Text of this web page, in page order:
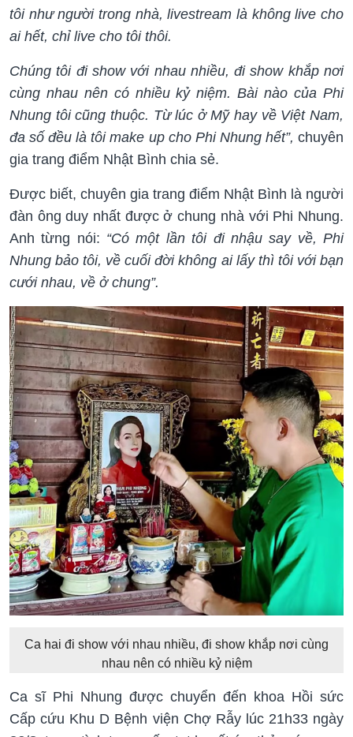
tôi như người trong nhà, livestream là không live cho
ai hết, chỉ live cho tôi thôi.
Chúng tôi đi show với nhau nhiều, đi show khắp nơi
cùng nhau nên có nhiều kỷ niệm. Bài nào của Phi
Nhung tôi cũng thuộc. Từ lúc ở Mỹ hay về Việt Nam,
đa số đều là tôi make up cho Phi Nhung hết”, chuyên
gia trang điểm Nhật Bình chia sẻ.
Được biết, chuyên gia trang điểm Nhật Bình là người
đàn ông duy nhất được ở chung nhà với Phi Nhung.
Anh từng nói: “Có một lần tôi đi nhậu say về, Phi
Nhung bảo tôi, về cuối đời không ai lấy thì tôi với bạn
cưới nhau, về ở chung”.
Ca hai đi show với nhau nhiều, đi show khắp nơi cùng
nhau nên có nhiều kỷ niệm
Ca sĩ Phi Nhung được chuyển đến khoa Hồi sức
Cấp cứu Khu D Bệnh viện Chợ Rẫy lúc 21h33 ngày